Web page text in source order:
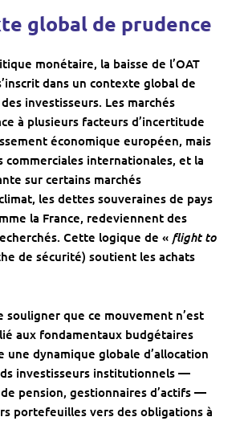
global de prudence
monétaire, la baisse de l’OAT
dans un contexte global de
investisseurs. Les marchés
à plusieurs facteurs d’incertitude
économique européen, mais
commerciales internationales, et la
sur certains marchés
les dettes souveraines de pays
la France, redeviennent des
Cette logique de « flight to
de sécurité) soutient les achats
souligner que ce mouvement n’est
aux fondamentaux budgétaires
une dynamique globale d’allocation
investisseurs institutionnels —
pension, gestionnaires d’actifs —
portefeuilles vers des obligations à